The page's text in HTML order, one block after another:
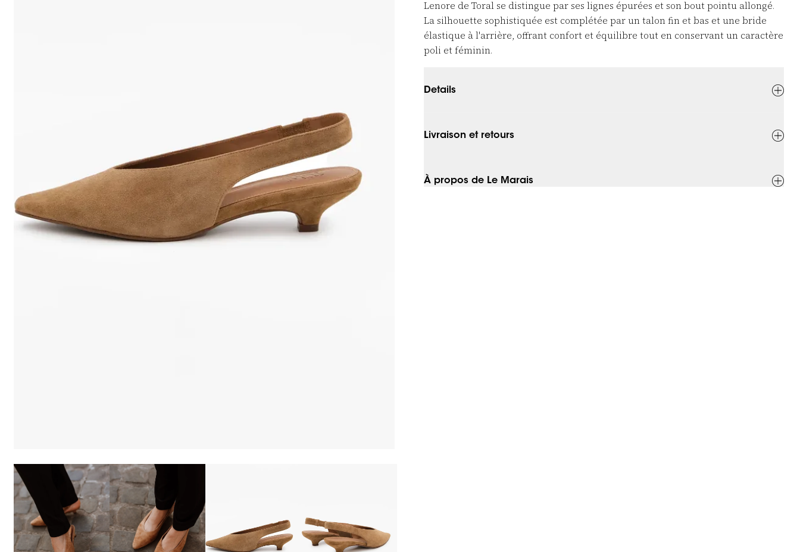
Lenore de Toral se distingue par ses lignes épurées et son bout pointu allongé.
La silhouette sophistiquée est complétée par un talon fin et bas et une bride
élastique à l'arrière, offrant confort et équilibre tout en conservant un caractère
poli et féminin.
Details
Livraison et retours
À propos de Le Marais